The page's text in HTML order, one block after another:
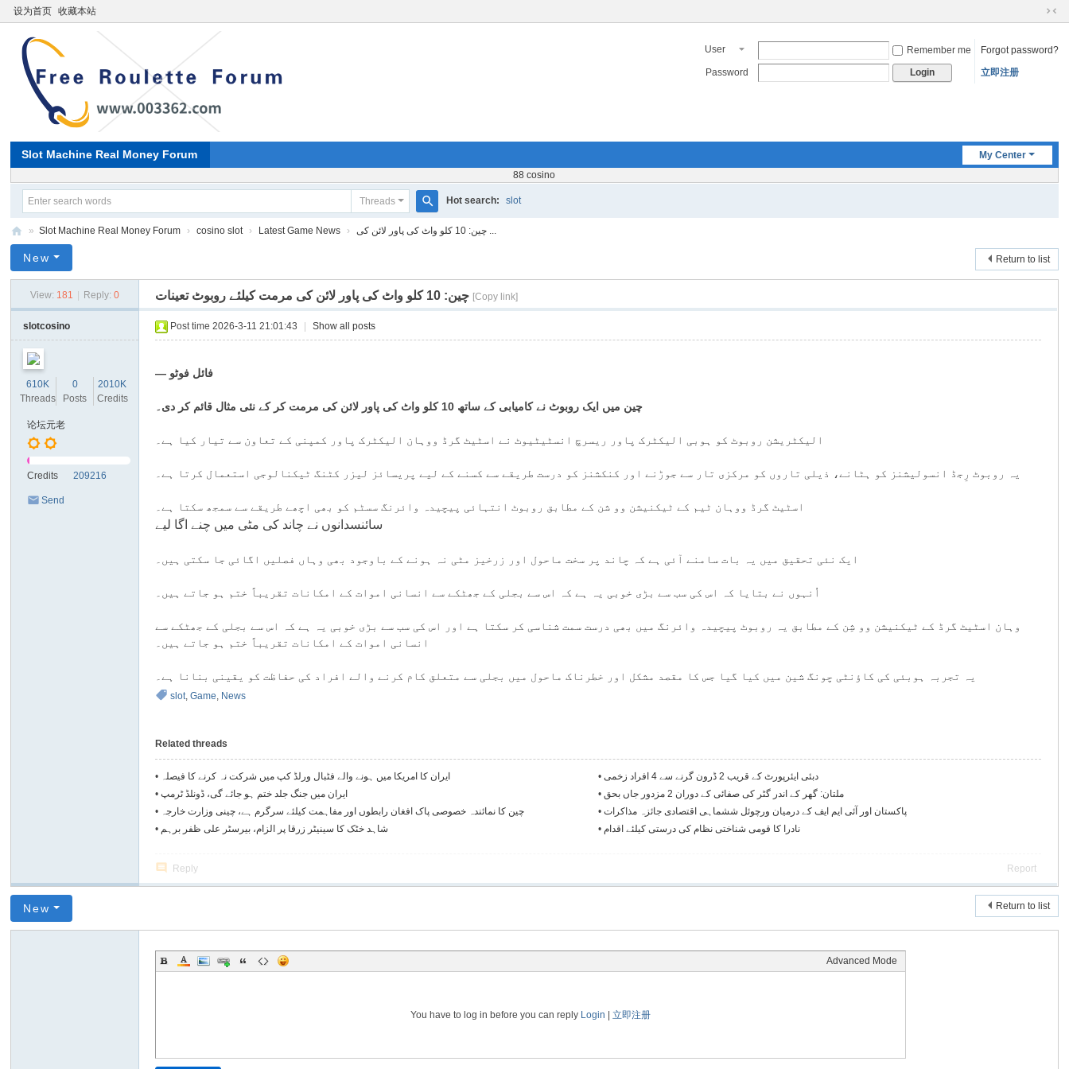
设为首页 收藏本站
N
ro
User
Remember me
Forgot password?
Password
Login 立即注册
My Center
Slot Machine Real Money Forum
88 cosino
Threads
S
r
c
Hot search: slot
ki
ot
» Slot Machine Real Money Forum › cosino slot › Latest Game News › چین: 10 کلو واٹ کی پاور لائن کی ...
Return to list
New
View: 181 Reply: 0 چین: 10 کلو واٹ کی پاور لائن کی مرمت کیلئے روبوٹ تعینات [Copy link]
slotcosino
610K
Threads
0
Posts
2010K
Credits
论坛元老
Credits 209216
Send
Post time 2026-3-11 21:01:43 Show all posts
— فائل فوٹو
چین میں ایک روبوٹ نے کامیابی کے ساتھ 10 کلو واٹ کی پاور لائن کی مرمت کر کے نئی مثال قائم کر دی۔
الیکٹریشن روبوٹ کو ہوبی الیکٹرک پاور ریسرچ انسٹیٹیوٹ نے اسٹیٹ گرڈ ووہان الیکٹرک پاور کمپنی کے تعاون سے تیار کیا ہے۔
یہ روبوٹ رِجڈ انسولیشنز کو ہٹانے، ذیلی تاروں کو مرکزی تار سے جوڑنے اور کنکشنز کو درست طریقے سے کسنے کے لیے پریسائز لیزر کٹنگ ٹیکنالوجی استعمال کرتا ہے۔
سائنسدانوں نے چاند کی مٹی میں چنے اگا لیے
اُنہوں نے بتایا کہ اس کی سب سے بڑی خوبی یہ ہے کہ اس سے بجلی کے جھٹکے سے انسانی اموات کے امکانات تقریباً ختم ہو جاتے ہیں۔
وہان اسٹیٹ گرڈ کے ٹیکنیشن وو شِن کے مطابق یہ روبوٹ پیچیدہ وائرنگ میں بھی درست سمت شناسی کر سکتا ہے اور اس کی سب سے بڑی خوبی یہ ہے کہ اس سے بجلی کے جھٹکے سے
انسانی اموات کے امکانات تقریباً ختم ہو جاتے ہیں۔
یہ تجربہ ہوبئی کی کاؤنٹی چونگ شین میں کیا گیا جس کا مقصد مشکل اور خطرناک ماحول میں بجلی سے متعلق کام کرنے والے افراد کی حفاظت کو یقینی بنانا ہے۔
slot,Game, News
Related threads
• ایران کا امریکا میں ہونے والے فٹبال ورلڈ کپ میں شرکت نہ کرنے کا فیصلہ •
دبئی ایئرپورٹ کے قریب 2 ڈرون گرنے سے 4 افراد زخمی
•ایران میں جنگ جلد ختم ہو جائے گی، ڈونلڈ ٹرمپ •
ملتان: گھر کے اندر گٹر کی صفائی کے دوران 2 مزدور جاں بحق
• چین کا نمائندہ خصوصی پاک افغان رابطوں اور مفاہمت کیلئے سرگرم ہے، چینی وزارت خارجہ •پاکستان اور آئی ایم ایف کے درمیان ورچوئل ششماہی اقتصادی جائزہ مذاکرات
• شاہد خٹک کا سینیٹر زرقا پر الزام، بیرسٹر علی ظفر برہم • نادرا کا قومی شناختی نظام کی درستی کیلئے اقدام
Reply Report
Return to list
New
Advanced Mode
You have to log in before you can reply Login |立即注册